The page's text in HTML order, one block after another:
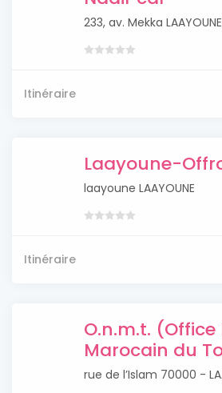
233, av. Mekka
Itinéraire
Laayoune-
laayoune LAAYOUNE
Itinéraire
O.n.m.t.
Marocain du
rue de l’Islam 70000 -